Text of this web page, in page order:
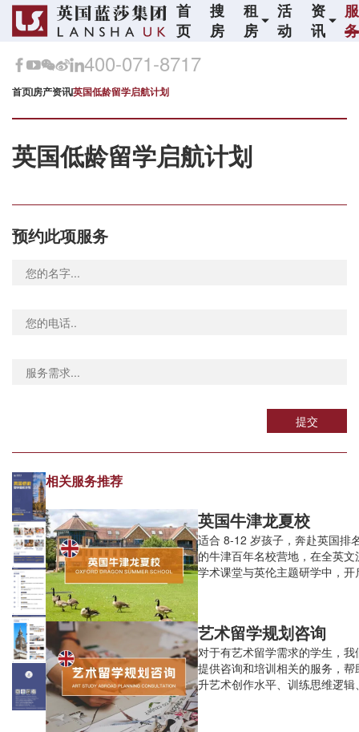
首
页
搜
房
租
房
活
动
资
讯
服
务
400-071-8717
首页房产资讯英国低龄留学启航计划
英国低龄留学启航计划
预约此项服务
提交
相关服务推荐
英国牛津龙夏校
适合 8-12 岁孩子，奔赴英国排
的牛津百年名校营地，在全英文
学术课堂与英伦主题研学中，开
艺术留学规划咨询
对于有艺术留学需求的学生，我
提供咨询和培训相关的服务，帮
升艺术创作水平、训练思维逻辑